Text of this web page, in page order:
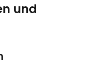
und